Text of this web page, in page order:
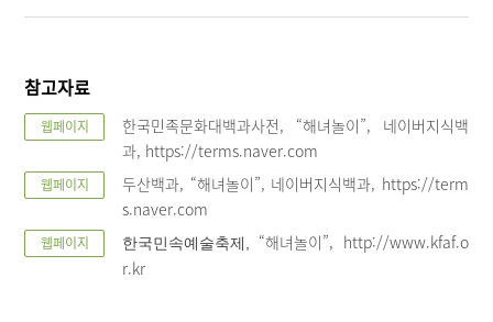
참고자료
웹페이지
한국민족문화대백과사전, “해녀놀이”, 네이버지식백
과, https://terms.naver.com
웹페이지
두산백과, “해녀놀이”, 네이버지식백과, https://term
s.naver.com
웹페이지 한국민속예술축제, “해녀놀이”, http://www.kfaf.o
r.kr